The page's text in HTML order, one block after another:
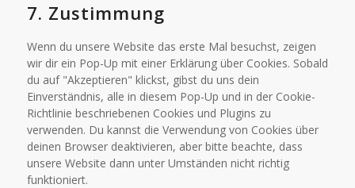
7. Zustimmung
Wenn du unsere Website das erste Mal besuchst, zeigen
wir dir ein Pop-Up mit einer Erklärung über Cookies. Sobald
du auf "Akzeptieren" klickst, gibst du uns dein
Einverständnis, alle in diesem Pop-Up und in der Cookie-
Richtlinie beschriebenen Cookies und Plugins zu
verwenden. Du kannst die Verwendung von Cookies über
deinen Browser deaktivieren, aber bitte beachte, dass
unsere Website dann unter Umständen nicht richtig
funktioniert.